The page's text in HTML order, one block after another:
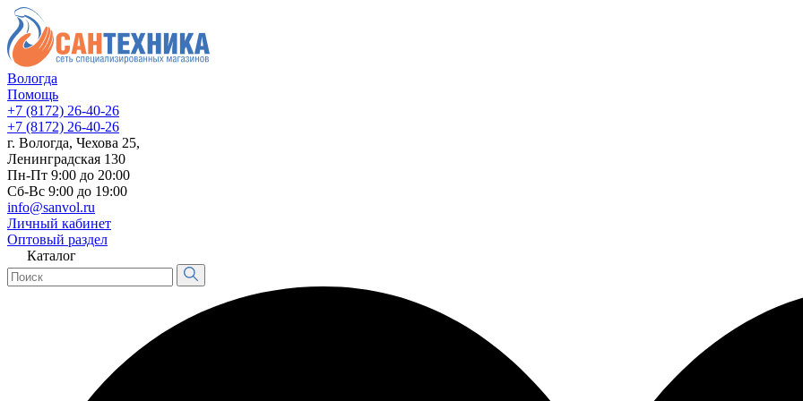
Вологда
Помощь
+7 (8172) 26-40-26
+7 (8172) 26-40-26
г. Вологда, Чехова 25,
Ленинградская 130
Пн-Пт 9:00 до 20:00
Сб-Вс 9:00 до 19:00
info@sanvol.ru
Личный кабинет
Оптовый раздел
Каталог